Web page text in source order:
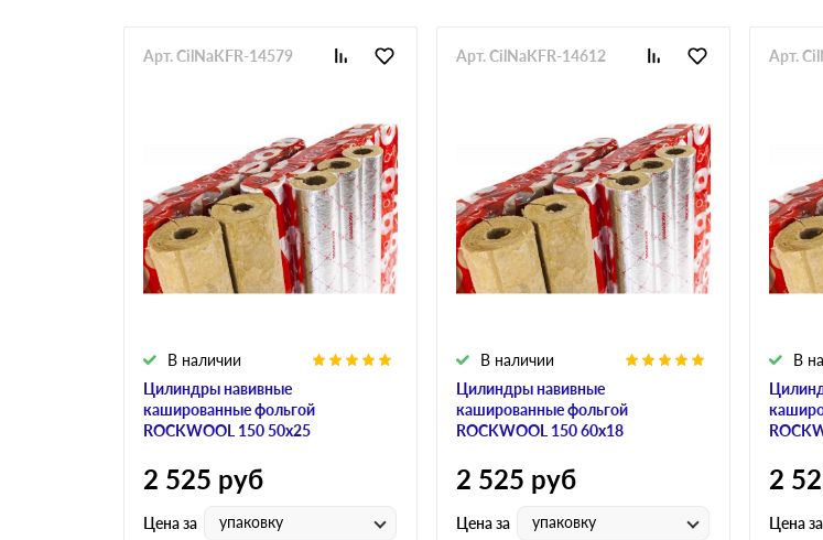
Цилиндры навивные
кашированные фольгой
ROCKWOOL 150 50х25
В наличии
Арт. CilNaKFR-14579
2 525 руб
Цена за упаковку
Цилиндры навивные
кашированные фольгой
ROCKWOOL 150 60х18
В наличии
Арт. CilNaKFR-14612
2 525 руб
Цена за упаковку
В
Арт.
2
Цена за